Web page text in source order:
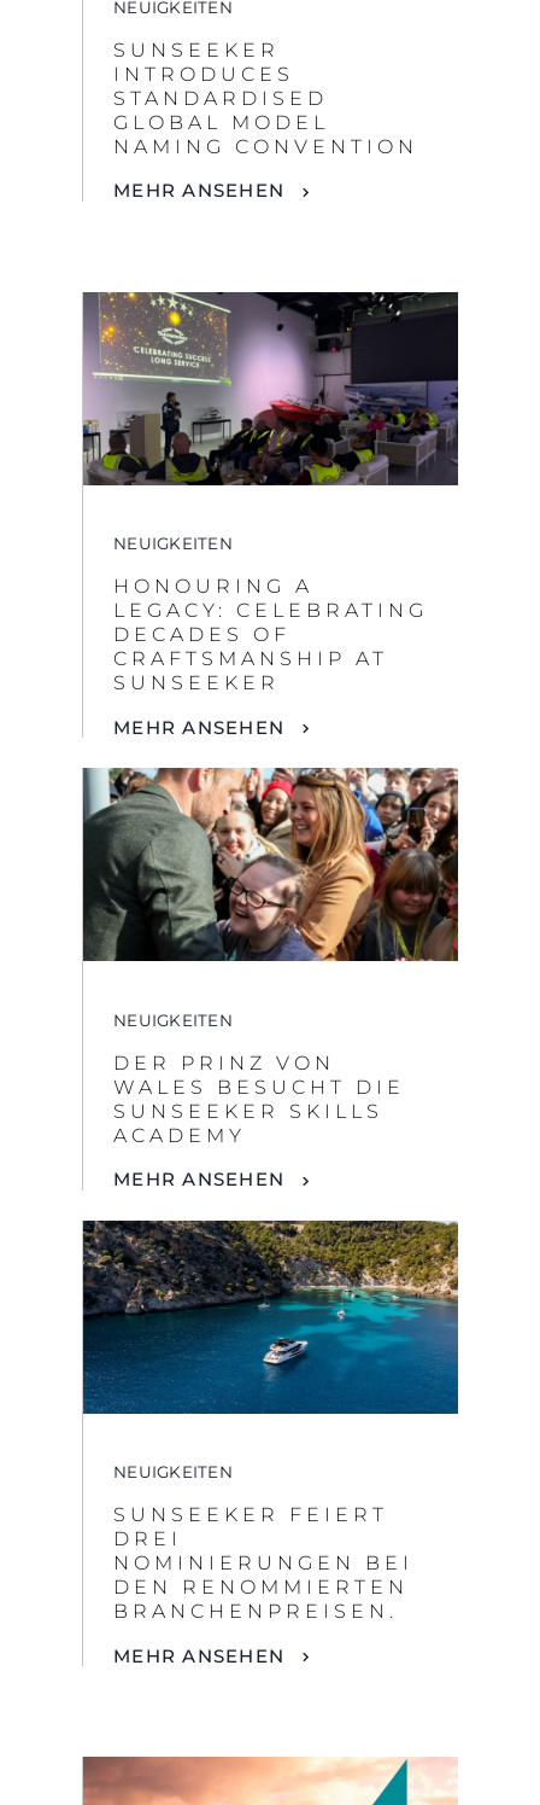
GLOBAL MODEL
NAMING CONVENTION
MEHR ANSEHEN
NEUIGKEITEN
HONOURING A
CRAFTSMANSHIP AT
SUNSEEKER
MEHR ANSEHEN
NEUIGKEITEN
DER PRINZ VON
ACADEMY
MEHR ANSEHEN
NEUIGKEITEN
SUNSEEKER FEIERT
DEN RENOMMIERTEN
BRANCHENPREISEN.
MEHR ANSEHEN